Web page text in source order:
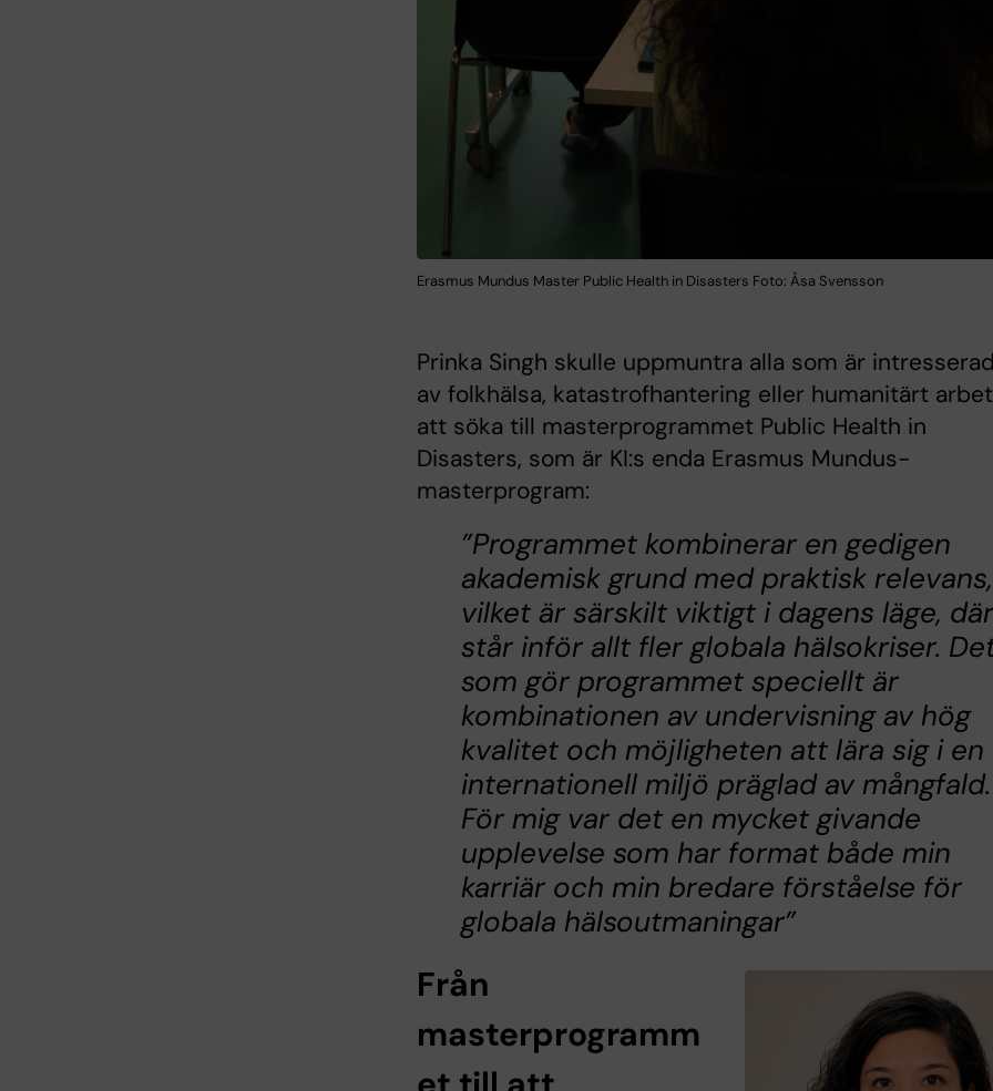
Erasmus Mundus Master Public Health in Disasters Foto: Åsa Svensson
Prinka Singh skulle uppmuntra alla som är
av folkhälsa, katastrofhantering eller humanitärt
att söka till masterprogrammet Public Health in
Disasters, som är KI:s enda Erasmus Mundus-
masterprogram:
”Programmet kombinerar en gedigen
akademisk grund med praktisk relevans,
vilket är särskilt viktigt i dagens läge,
står inför allt fler globala hälsokriser.
som gör programmet speciellt är
kombinationen av undervisning av hög
kvalitet och möjligheten att lära sig i en
internationell miljö präglad av mångfald.
För mig var det en mycket givande
upplevelse som har format både min
karriär och min bredare förståelse för
globala hälsoutmaningar”
Från
masterprogramm